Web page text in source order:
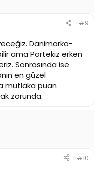
#9
Danimarka-
ama Portekiz erken
Sonrasında ise
en güzel
mutlaka puan
zorunda.
#10